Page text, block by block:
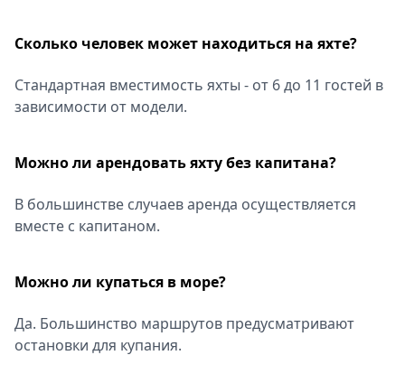
Сколько человек может находиться на яхте?
Стандартная вместимость яхты - от 6 до 11 гостей в
зависимости от модели.
Можно ли арендовать яхту без капитана?
В большинстве случаев аренда осуществляется
вместе с капитаном.
Можно ли купаться в море?
Да. Большинство маршрутов предусматривают
остановки для купания.